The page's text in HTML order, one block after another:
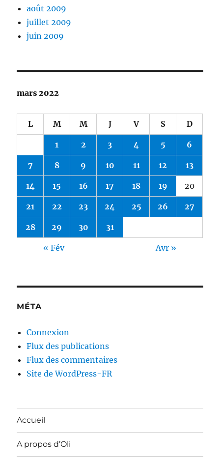
août 2009
juillet 2009
juin 2009
mars 2022
L M M J V S D
1 2 3 4 5 6
7 8 9 10 11 12 13
14 15 16 17 18 19 20
21 22 23 24 25 26 27
28 29 30 31
« Fév Avr »
MÉTA
Connexion
Flux des publications
Flux des commentaires
Site de WordPress-FR
Accueil
A propos d’Oli